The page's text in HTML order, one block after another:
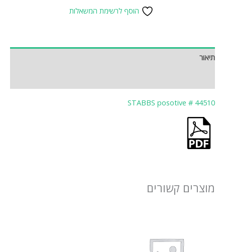
הוסף לרשימת המשאלות
תיאור
STABBS posotive # 44510
מוצרים קשורים